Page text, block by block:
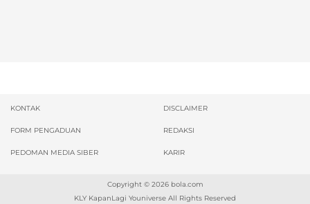
KONTAK DISCLAIMER
FORM PENGADUAN REDAKSI
PEDOMAN MEDIA SIBER KARIR
Copyright © 2026 bola.com
KLY KapanLagi Youniverse All Rights Reserved